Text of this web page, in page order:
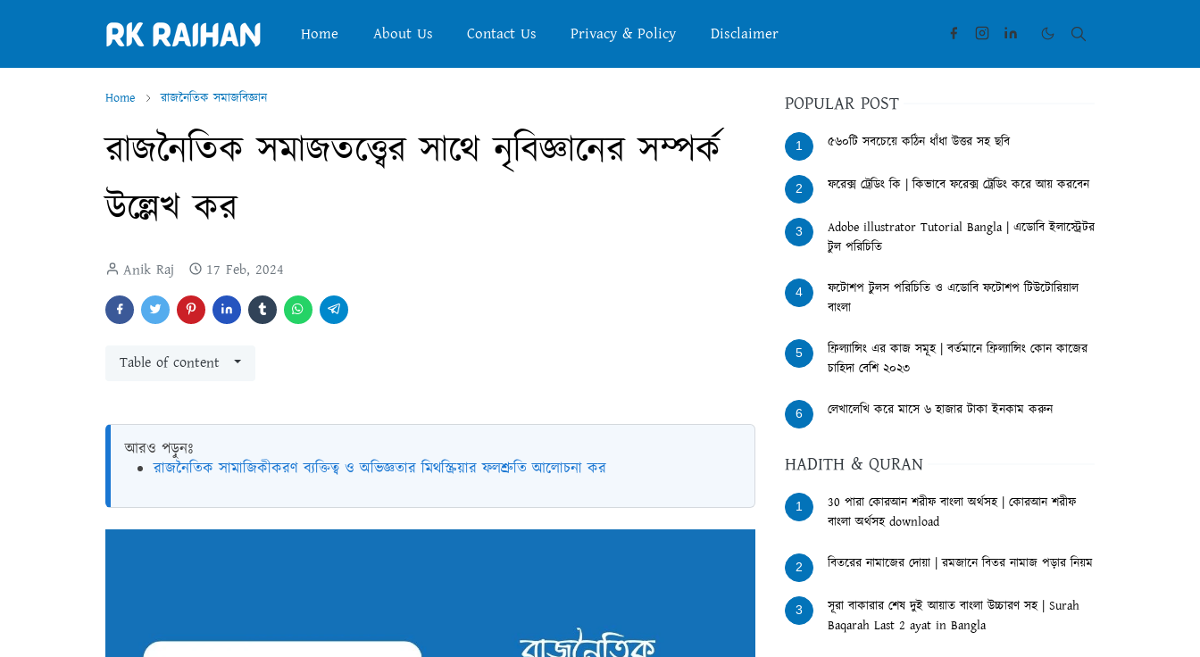
Home About Us Contact Us Privacy & Policy Disclaimer
Home রাজনৈতিক সমাজবিজ্ঞান
রাজনৈতিক সমাজতত্ত্বের সাথে নৃবিজ্ঞানের সম্পর্ক
উল্লেখ কর
Anik Raj 17 Feb, 2024
Table of content
আরও পড়ুনঃ
রাজনৈতিক সামাজিকীকরণ ব্যক্তিত্ব ও অভিজ্ঞতার মিথস্ক্রিয়ার ফলশ্রুতি আলোচনা কর
POPULAR POST
1 ৫৬০টি সবচেয়ে কঠিন ধাঁধা উত্তর সহ ছবি
2 ফরেক্স ট্রেডিং কি | কিভাবে ফরেক্স ট্রেডিং করে আয় করবেন
3
Adobe illustrator Tutorial Bangla | এডোবি ইলাস্ট্রেটর
টুল পরিচিতি
4
ফটোশপ টুলস পরিচিতি ও এডোবি ফটোশপ টিউটোরিয়াল
বাংলা
5
ফ্রিল্যান্সিং এর কাজ সমূহ | বর্তমানে ফ্রিল্যান্সিং কোন কাজের
চাহিদা বেশি ২০২৩
6 লেখালেখি করে মাসে ৬ হাজার টাকা ইনকাম করুন
HADITH & QURAN
1
30 পারা কোরআন শরীফ বাংলা অর্থসহ | কোরআন শরীফ
বাংলা অর্থসহ download
2 বিতরের নামাজের দোয়া | রমজানে বিতর নামাজ পড়ার নিয়ম
3
সূরা বাকারার শেষ দুই আয়াত বাংলা উচ্চারণ সহ | Surah
Baqarah Last 2 ayat in Bangla